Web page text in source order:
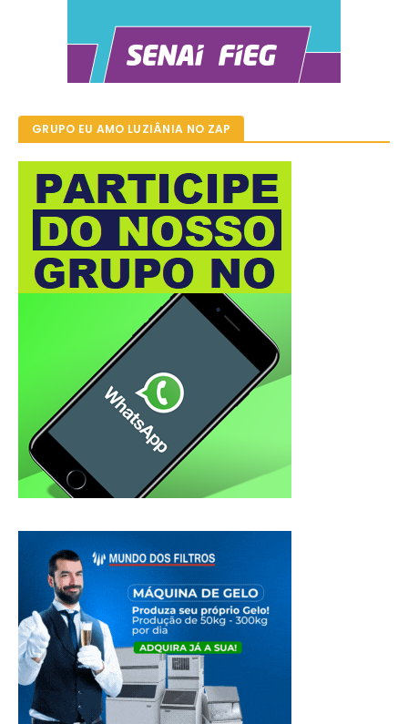
GRUPO EU AMO LUZIÂNIA NO ZAP